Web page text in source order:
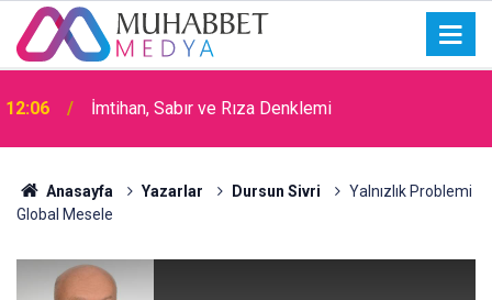
15:30 Okullarda Cami Açılması Laikliğe Aykırıymış!
Anasayfa Yazarlar Dursun Sivri
Yalnızlık Problemi
Global Mesele